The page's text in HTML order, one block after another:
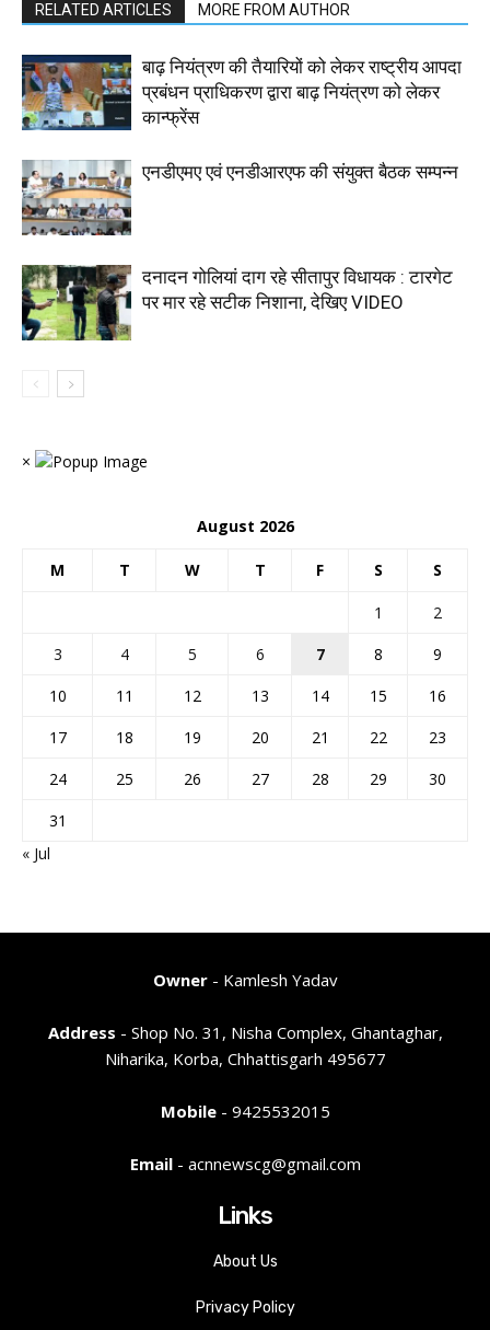
RELATED ARTICLES MORE FROM AUTHOR
बाढ़ नियंत्रण की तैयारियों को लेकर राष्ट्रीय आपदा
प्रबंधन प्राधिकरण द्वारा बाढ़ नियंत्रण को लेकर
कान्फ्रेंस
एनडीएमए एवं एनडीआरएफ की संयुक्त बैठक सम्पन्न
दनादन गोलियां दाग रहे सीतापुर विधायक : टारगेट
पर मार रहे सटीक निशाना, देखिए VIDEO
×
August 2026
M T W T F S S
1
2
3
4 5 6 7 8
9
10
11 12 13 14 15
16
17
18 19 20 21 22
23
24
25 26 27 28 29
30
31
« Jul
Owner- Kamlesh Yadav
Address - Shop No. 31, Nisha Complex, Ghantaghar,
Niharika, Korba, Chhattisgarh 495677
Mobile- 9425532015
Email- acnnewscg@gmail.com
Links
About Us
Privacy Policy